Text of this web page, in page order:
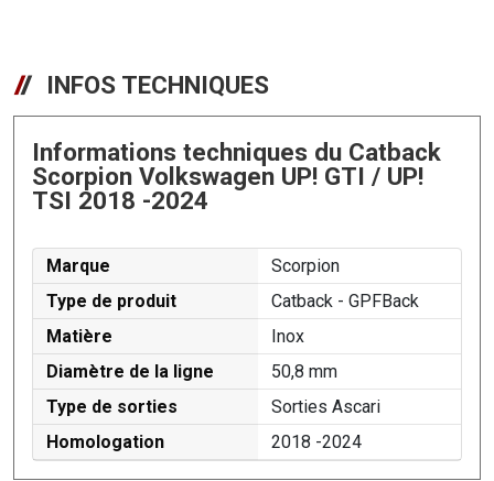
INFOS TECHNIQUES
Informations techniques du Catback
Scorpion Volkswagen UP! GTI / UP!
TSI 2018 -2024
Marque
Scorpion
Type de produit
Catback - GPFBack
Matière
Inox
Diamètre de la ligne
50,8 mm
Type de sorties
Sorties Ascari
Homologation
2018 -2024